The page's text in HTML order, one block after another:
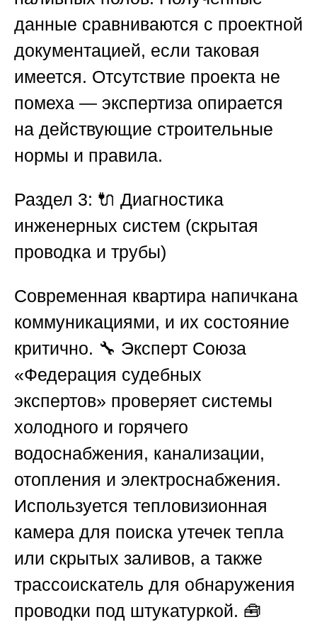
данные сравниваются с проектной
документацией, если таковая
имеется. Отсутствие проекта не
помеха — экспертиза опирается
на действующие строительные
нормы и правила.
Раздел 3: 🔌 Диагностика
инженерных систем (скрытая
проводка и трубы)
Современная квартира напичкана
коммуникациями, и их состояние
критично. 🔧 Эксперт Союза
«Федерация судебных
экспертов» проверяет системы
холодного и горячего
водоснабжения, канализации,
отопления и электроснабжения.
Используется тепловизионная
камера для поиска утечек тепла
или скрытых заливов, а также
трассоискатель для обнаружения
проводки под штукатуркой. 🧰